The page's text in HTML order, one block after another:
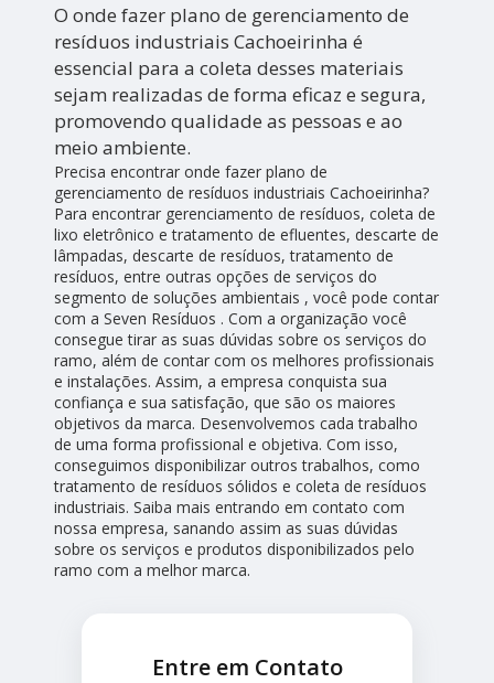
O onde fazer plano de gerenciamento de
resíduos industriais Cachoeirinha é
essencial para a coleta desses materiais
sejam realizadas de forma eficaz e segura,
promovendo qualidade as pessoas e ao
meio ambiente.
Precisa encontrar onde fazer plano de
gerenciamento de resíduos industriais Cachoeirinha?
Para encontrar gerenciamento de resíduos, coleta de
lixo eletrônico e tratamento de efluentes, descarte de
lâmpadas, descarte de resíduos, tratamento de
resíduos, entre outras opções de serviços do
segmento de soluções ambientais , você pode contar
com a Seven Resíduos . Com a organização você
consegue tirar as suas dúvidas sobre os serviços do
ramo, além de contar com os melhores profissionais
e instalações. Assim, a empresa conquista sua
confiança e sua satisfação, que são os maiores
objetivos da marca. Desenvolvemos cada trabalho
de uma forma profissional e objetiva. Com isso,
conseguimos disponibilizar outros trabalhos, como
tratamento de resíduos sólidos e coleta de resíduos
industriais. Saiba mais entrando em contato com
nossa empresa, sanando assim as suas dúvidas
sobre os serviços e produtos disponibilizados pelo
ramo com a melhor marca.
Entre em Contato